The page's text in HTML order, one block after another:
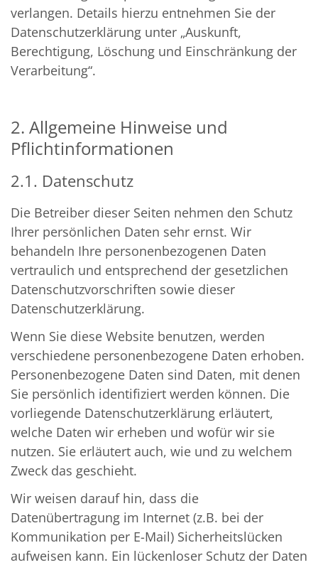
verlangen. Details hierzu entnehmen Sie der
Datenschutzerklärung unter „Auskunft,
Berechtigung, Löschung und Einschränkung der
Verarbeitung“.
2. Allgemeine Hinweise und
Pflichtinformationen
2.1. Datenschutz
Die Betreiber dieser Seiten nehmen den Schutz
Ihrer persönlichen Daten sehr ernst. Wir
behandeln Ihre personenbezogenen Daten
vertraulich und entsprechend der gesetzlichen
Datenschutzvorschriften sowie dieser
Datenschutzerklärung.
Wenn Sie diese Website benutzen, werden
verschiedene personenbezogene Daten erhoben.
Personenbezogene Daten sind Daten, mit denen
Sie persönlich identifiziert werden können. Die
vorliegende Datenschutzerklärung erläutert,
welche Daten wir erheben und wofür wir sie
nutzen. Sie erläutert auch, wie und zu welchem
Zweck das geschieht.
Wir weisen darauf hin, dass die
Datenübertragung im Internet (z.B. bei der
Kommunikation per E-Mail) Sicherheitslücken
aufweisen kann. Ein lückenloser Schutz der Daten